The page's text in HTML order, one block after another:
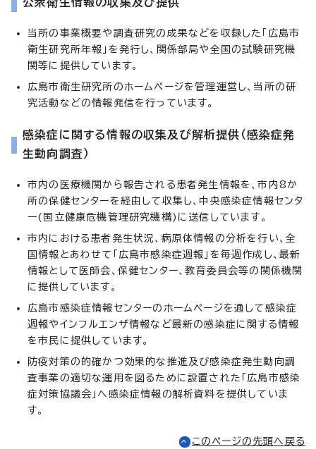
当所の事業概要や調査研究の成果などを収録した「広島市
衛生研究所年報」を発行し、関係部局や全国の試験研究機
関等に提供しています。
広島市衛生研究所のホームページを管理運営し、当所の研
究活動などの情報発信を行っています。
感染症に関する情報の収集及び解析提供（感染症発
生動向調査）
市内の医療機関から報告される患者発生情報を、市内8か
所の保健センターを経由して収集し、中央感染症情報センタ
ー(国立健康危機管理研究機構)に送信しています。
市内における患者発生状況、病原体情報の分析を行い、全
国情報とあわせて「広島市感染症週報」を毎週作成し、最新
情報として医師会、保健センター、教育委員会等の関係機関
に提供しています。
広島市感染症情報センターのホームページを通して感染症
週報やインフルエンザ情報など最新の感染症に関する情報
を市民に提供しています。
防疫対策の的確かつ効果的な推進及び感染症発生動向調
査事業の適切な運用を図るために設置された「広島市感染
症対策協議会」へ感染症情報の解析資料を提供していま
す。
このページの先頭へ戻る